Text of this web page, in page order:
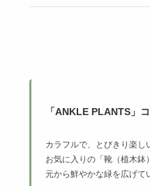
「ANKLE PLANTS」
カラフルで、とびきり楽し
お気に入りの「靴（植木
元から鮮やかな緑を広げて